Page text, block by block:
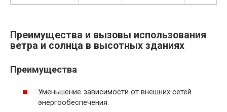
Преимущества и вызовы использования
ветра и солнца в высотных зданиях
Преимущества
Уменьшение зависимости от внешних сетей
энергообеспечения.